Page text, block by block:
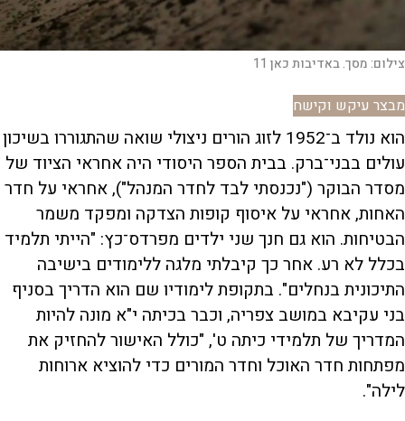
צילום:מסך. באדיבות כאן 11
מבצר עיקש וקישח
הוא נולד ב־1952 לזוג הורים ניצולי שואה שהתגוררו בשיכון
עולים בבני־ברק. בבית הספר היסודי היה אחראי הציוד של
מסדר הבוקר ("נכנסתי לבד לחדר המנהל"), אחראי על חדר
האחות, אחראי על איסוף קופות הצדקה ומפקד משמר
הבטיחות. הוא גם חנך שני ילדים מפרדס־כץ: "הייתי תלמיד
בכלל לא רע. אחר כך קיבלתי מלגה ללימודים בישיבה
התיכונית בנחלים". בתקופת לימודיו שם הוא הדריך בסניף
בני עקיבא במושב צפריה, וכבר בכיתה י"א מונה להיות
המדריך של תלמידי כיתה ט', "כולל האישור להחזיק את
מפתחות חדר האוכל וחדר המורים כדי להוציא ארוחות
לילה".